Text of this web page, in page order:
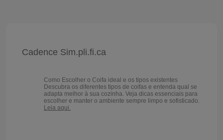
Cadence Sim.pli.fi.ca
Como Escolher o Coifa ideal e os tipos existentes
Descubra os diferentes tipos de coifas e entenda qual se
adapta melhor à sua cozinha. Veja dicas essenciais para
escolher e manter o ambiente sempre limpo e sofisticado.
Leia aqui.